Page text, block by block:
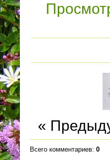
«
Всего комментариев: 0